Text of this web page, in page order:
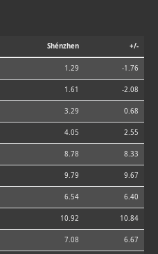
Shénzhen +/-
1.29 -1.76
1.61 -2.08
3.29 0.68
4.05 2.55
8.78 8.33
9.79 9.67
6.54 6.40
10.92 10.84
7.08 6.67